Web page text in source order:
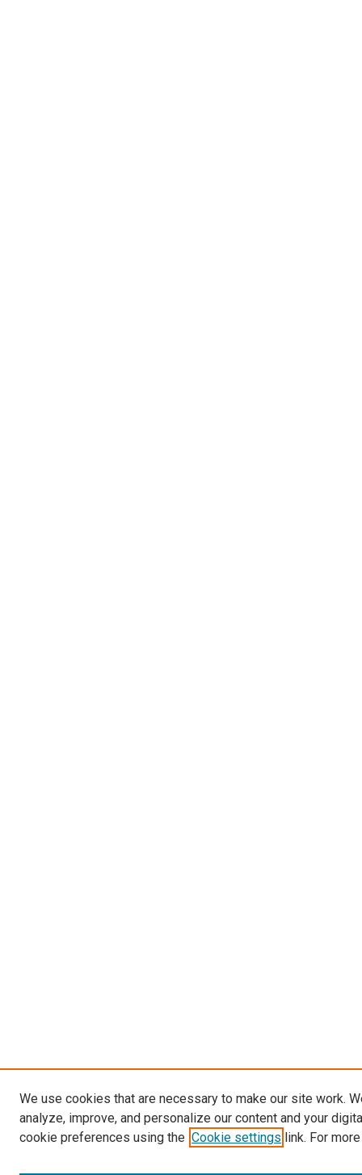
We use cookies that are necessary to make our site work.
analyze, improve, and personalize our content and your
cookie preferences using the Cookie settings link. For